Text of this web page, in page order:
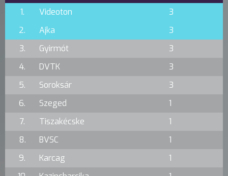
1. Videoton
3
2.
Ajka
3
3.
Gyirmót
3
4.
DVTK
3
5.
Soroksár
3
6.
Szeged
1
7.
Tiszakécske
1
8.
BVSC
1
9.
Karcag
1